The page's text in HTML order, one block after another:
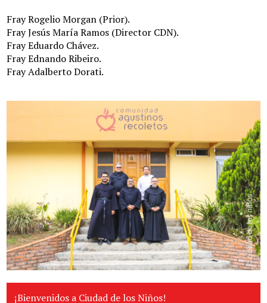
Fray Rogelio Morgan (Prior).
Fray Jesús María Ramos (Director CDN).
Fray Eduardo Chávez.
Fray Ednando Ribeiro.
Fray Adalberto Dorati.
¡Bienvenidos a Ciudad de los Niños!